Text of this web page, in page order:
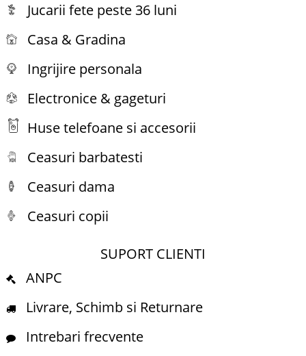
Jucarii fete peste 36 luni
Casa & Gradina
Ingrijire personala
Electronice & gageturi
Huse telefoane si accesorii
Ceasuri barbatesti
Ceasuri dama
Ceasuri copii
SUPORT CLIENTI
ANPC
Livrare, Schimb si Returnare
Intrebari frecvente